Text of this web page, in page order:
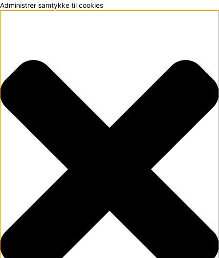
Administrer samtykke til cookies